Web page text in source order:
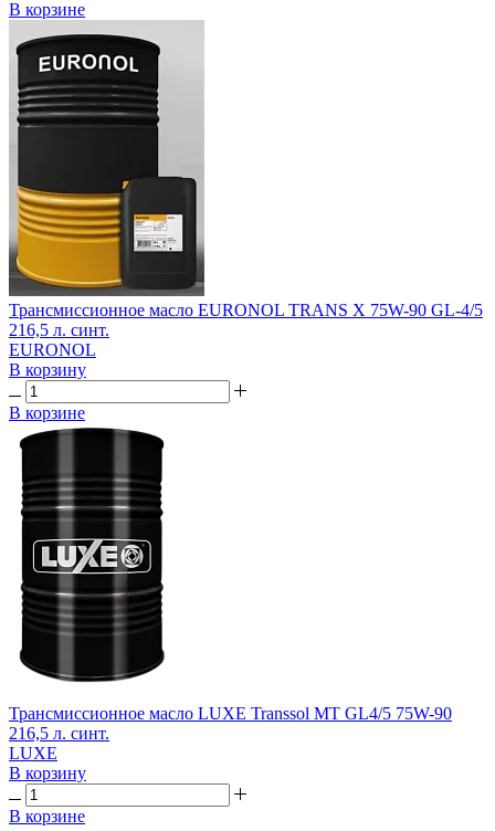
В корзине
Трансмиссионное масло EURONOL TRANS X 75W-90 GL-4/5
216,5 л. синт.
EURONOL
В корзину
В корзине
Трансмиссионное масло LUXE Transsol MT GL4/5 75W-90
216,5 л. синт.
LUXE
В корзину
В корзине